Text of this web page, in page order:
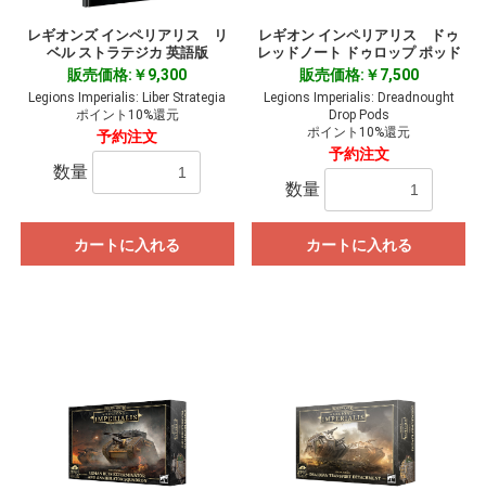
レギオンズ インペリアリス リ
ベル ストラテジカ 英語版
販売価格:￥9,300
Legions Imperialis: Liber Strategia
ポイント10%還元
予約注文
数量
カートに入れる
レギオン インペリアリス ドゥ
レッドノート ドゥロップ ポッド
販売価格:￥7,500
Legions Imperialis: Dreadnought
Drop Pods
ポイント10%還元
予約注文
数量
カートに入れる